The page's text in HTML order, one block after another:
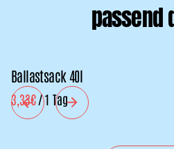
passend
Ballastsack 40l
/